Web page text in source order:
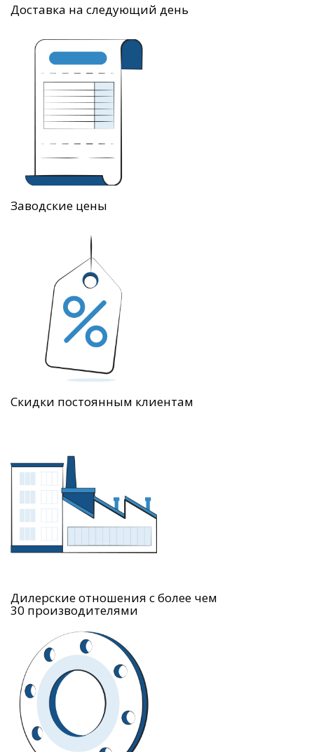
Доставка на следующий день
Заводские цены
Скидки постоянным клиентам
Дилерские отношения с более чем
30 производителями